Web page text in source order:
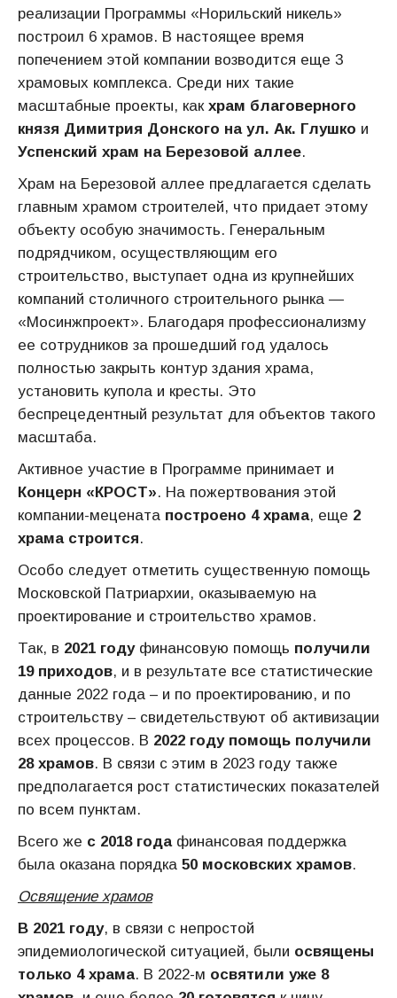
реализации Программы «Норильский никель»
построил 6 храмов. В настоящее время
попечением этой компании возводится еще 3
храмовых комплекса. Среди них такие
масштабные проекты, как храм благоверного
князя Димитрия Донского на ул. Ак. Глушко и
Успенский храм на Березовой аллее.
Храм на Березовой аллее предлагается сделать
главным храмом строителей, что придает этому
объекту особую значимость. Генеральным
подрядчиком, осуществляющим его
строительство, выступает одна из крупнейших
компаний столичного строительного рынка —
«Мосинжпроект». Благодаря профессионализму
ее сотрудников за прошедший год удалось
полностью закрыть контур здания храма,
установить купола и кресты. Это
беспрецедентный результат для объектов такого
масштаба.
Активное участие в Программе принимает и
Концерн «КРОСТ». На пожертвования этой
компании-мецената построено 4 храма, еще 2
храма строится.
Особо следует отметить существенную помощь
Московской Патриархии, оказываемую на
проектирование и строительство храмов.
Так, в 2021 годуфинансовую помощь получили
19 приходов, и в результате все статистические
данные 2022 года – и по проектированию, и по
строительству – свидетельствуют об активизации
всех процессов. В 2022 году помощь получили
28 храмов. В связи с этим в 2023 году также
предполагается рост статистических показателей
по всем пунктам.
Всего же с 2018 годафинансовая поддержка
была оказана порядка 50 московских храмов.
Освящение храмов
В 2021 году, в связи с непростой
эпидемиологической ситуацией, были освящены
только 4 храма. В 2022-м освятили уже 8